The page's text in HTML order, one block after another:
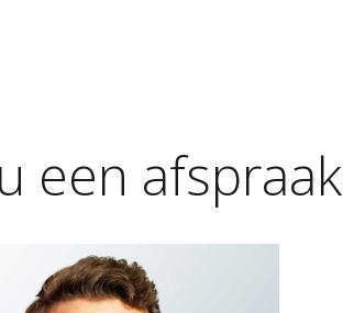
u een afspraak